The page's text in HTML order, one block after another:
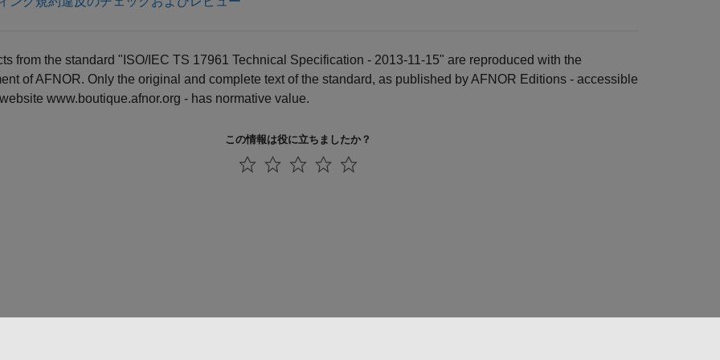
from the standard "ISO/IEC TS 17961 Technical Specification - 2013-11-15" are reproduced with the
of AFNOR. Only the original and complete text of the standard, as published by AFNOR Editions - accessible
www.boutique.afnor.org - has normative value.
この情報は役に立ちましたか？